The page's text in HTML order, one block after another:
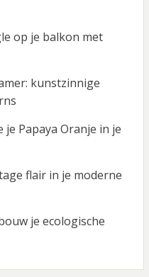
op je balkon met
kunstzinnige
je Papaya Oranje in je
flair in je moderne
je ecologische